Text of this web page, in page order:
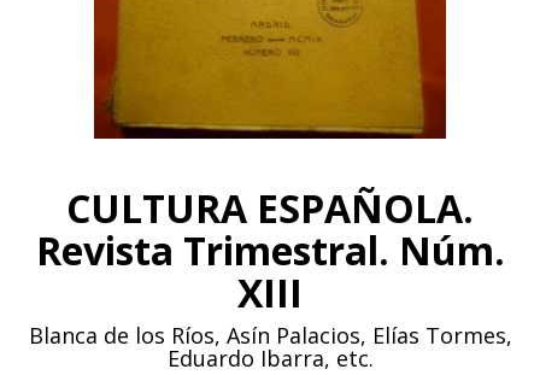
CULTURA ESPAÑOLA.
Revista Trimestral. Núm.
XIII
Blanca de los Ríos, Asín Palacios, Elías Tormes,
Eduardo Ibarra, etc.